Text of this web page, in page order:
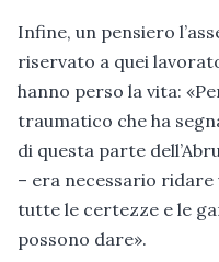
Infine, un pensiero
riservato a quei
hanno perso la vita:
traumatico che ha
di questa parte
– era necessario ridare
tutte le certezze e le
possono dare».